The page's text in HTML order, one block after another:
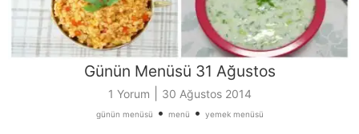
Günün Menüsü 31 Ağustos
1 Yorum 30 Ağustos 2014
günün menüsü • menü • yemek menüsü